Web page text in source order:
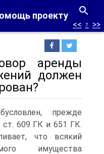
проекту
<< ↑ >>
аренды
должен
прежде
ст. 609 ГК и 651 ГК.
что всякий
имущества